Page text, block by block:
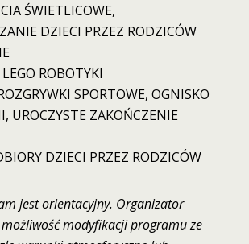
ŚWIETLICOWE,
DZIECI PRZEZ RODZICÓW
ROBOTYKI
SPORTOWE, OGNISKO
UROCZYSTE ZAKOŃCZENIE
DZIECI PRZEZ RODZICÓW
jest orientacyjny. Organizator
modyfikacji programu ze